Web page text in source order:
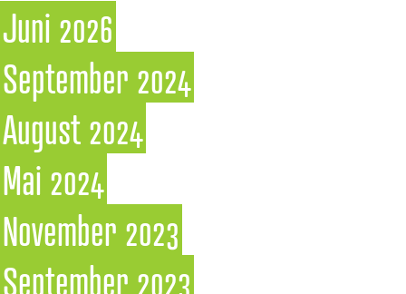
Juni 2026
September 2024
August 2024
Mai 2024
November 2023
September 2023